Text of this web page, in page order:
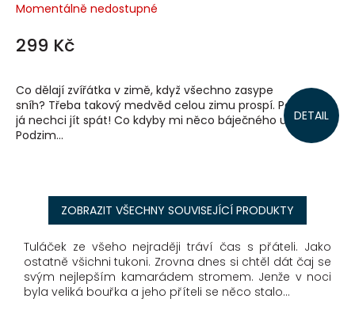
Momentálně nedostupné
299 Kč
DETAIL
Co dělají zvířátka v zimě, když všechno zasype
sníh? Třeba takový medvěd celou zimu prospí. Počkat, ale
já nechci jít spát! Co kdyby mi něco báječného uteklo?
Podzim...
ZOBRAZIT VŠECHNY SOUVISEJÍCÍ PRODUKTY
Tuláček ze všeho nejraději tráví čas s přáteli. Jako
ostatně všichni tukoni. Zrovna dnes si chtěl dát čaj se
svým nejlepším kamarádem stromem. Jenže v noci
byla veliká bouřka a jeho příteli se něco stalo…